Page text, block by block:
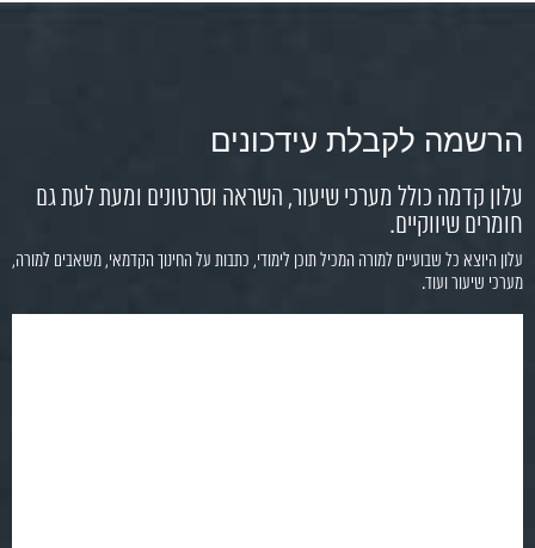
הרשמה לקבלת עידכונים
עלון קדמה כולל מערכי שיעור, השראה וסרטונים ומעת לעת גם
חומרים שיווקיים.
עלון היוצא כל שבועיים למורה המכיל תוכן לימודי, כתבות על החינוך הקדמאי, משאבים למורה,
מערכי שיעור ועוד.